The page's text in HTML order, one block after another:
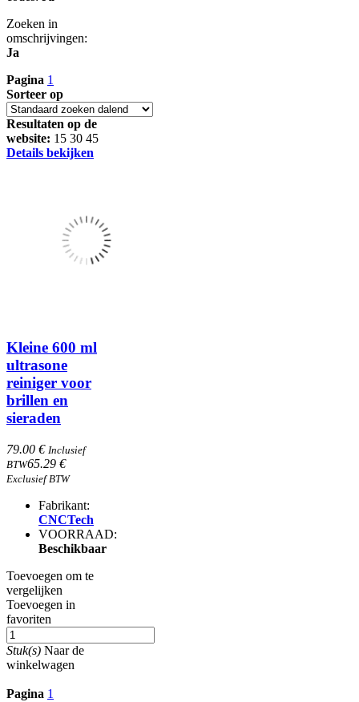
Zoeken in
omschrijvingen:
Ja
Pagina 1
Sorteer op
Resultaten op de
website: 15 30 45
Details bekijken
Kleine 600 ml
ultrasone
reiniger voor
brillen en
sieraden
79.00 € Inclusief
BTW65.29 €
Exclusief BTW
Fabrikant:
CNCTech
VOORRAAD:
Beschikbaar
Toevoegen om te
vergelijken
Toevoegen in
favoriten
Stuk(s) Naar de
winkelwagen
Pagina 1